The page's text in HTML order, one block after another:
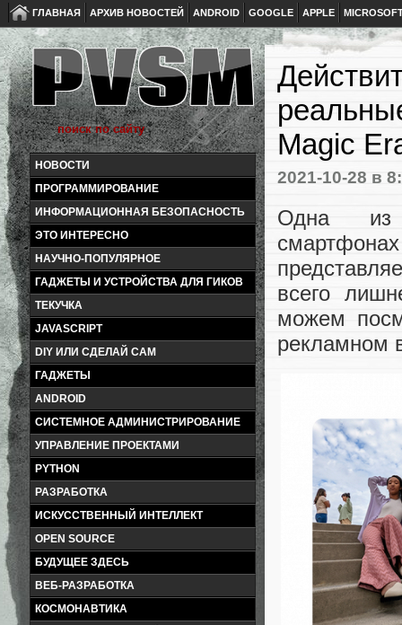
ГЛАВНАЯ АРХИВ НОВОСТЕЙ ANDROID GOOGLE APPLE
НОВОСТИ
ПРОГРАММИРОВАНИЕ
ИНФОРМАЦИОННАЯ БЕЗОПАСНОСТЬ
ЭТО ИНТЕРЕСНО
НАУЧНО-ПОПУЛЯРНОЕ
ГАДЖЕТЫ И УСТРОЙСТВА ДЛЯ ГИКОВ
ТЕКУЧКА
JAVASCRIPT
DIY ИЛИ СДЕЛАЙ САМ
ГАДЖЕТЫ
ANDROID
СИСТЕМНОЕ АДМИНИСТРИРОВАНИЕ
УПРАВЛЕНИЕ ПРОЕКТАМИ
PYTHON
РАЗРАБОТКА
ИСКУССТВЕННЫЙ ИНТЕЛЛЕКТ
OPEN SOURCE
БУДУЩЕЕ ЗДЕСЬ
ВЕБ-РАЗРАБОТКА
КОСМОНАВТИКА
Magic
2021-10-28 в
Одна из
всего
можем
рекламном